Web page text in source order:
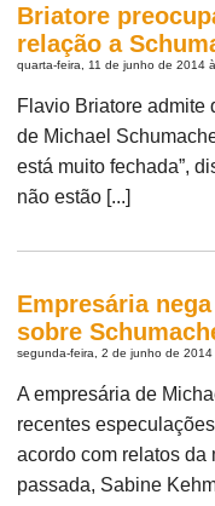
Briatore
relação a
quarta-feira, 11 de junho de 2014
Flavio Briatore admite
de Michael
está muito fechada”,
não estão [...]
Empresária
sobre
segunda-feira, 2 de junho de 2014
A empresária de
recentes
acordo com relatos da
passada, Sabine